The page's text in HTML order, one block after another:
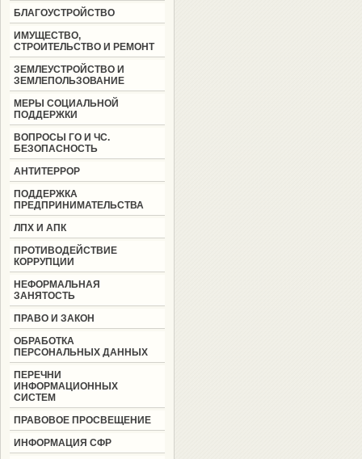
БЛАГОУСТРОЙСТВО
ИМУЩЕСТВО,
СТРОИТЕЛЬСТВО И РЕМОНТ
ЗЕМЛЕУСТРОЙСТВО И
ЗЕМЛЕПОЛЬЗОВАНИЕ
МЕРЫ СОЦИАЛЬНОЙ
ПОДДЕРЖКИ
ВОПРОСЫ ГО И ЧС.
БЕЗОПАСНОСТЬ
АНТИТЕРРОР
ПОДДЕРЖКА
ПРЕДПРИНИМАТЕЛЬСТВА
ЛПХ И АПК
ПРОТИВОДЕЙСТВИЕ
КОРРУПЦИИ
НЕФОРМАЛЬНАЯ
ЗАНЯТОСТЬ
ПРАВО И ЗАКОН
ОБРАБОТКА
ПЕРСОНАЛЬНЫХ ДАННЫХ
ПЕРЕЧНИ
ИНФОРМАЦИОННЫХ
СИСТЕМ
ПРАВОВОЕ ПРОСВЕЩЕНИЕ
ИНФОРМАЦИЯ СФР